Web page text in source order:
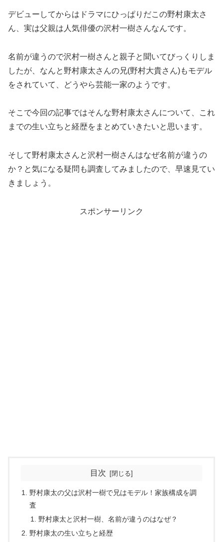
デビューしてからはドラマにひっぱりだこの野村康太さ
ん、実は父親は人気俳優の沢村一樹さんなんです。
名前が違うので沢村一樹さんと親子と聞いてびっくりしま
したが、なんと野村康太さんの兄(野村大貴さん)もモデル
をされていて、どうやら芸能一家のようです。
そこで今回の記事ではそんな野村康太さんについて、これ
までの生い立ちと経歴をまとめていきたいと思います。
そして野村康太さんと沢村一樹さんはなぜ名前が違うの
か？と気になる疑問も調査してみましたので、早速見てい
きましょう。
スポンサーリンク
目次
野村康太の父は沢村一樹で兄はモデル！家族構成を調
査
野村康太と沢村一樹、名前が違うのはなぜ？
野村康太の生い立ちと経歴